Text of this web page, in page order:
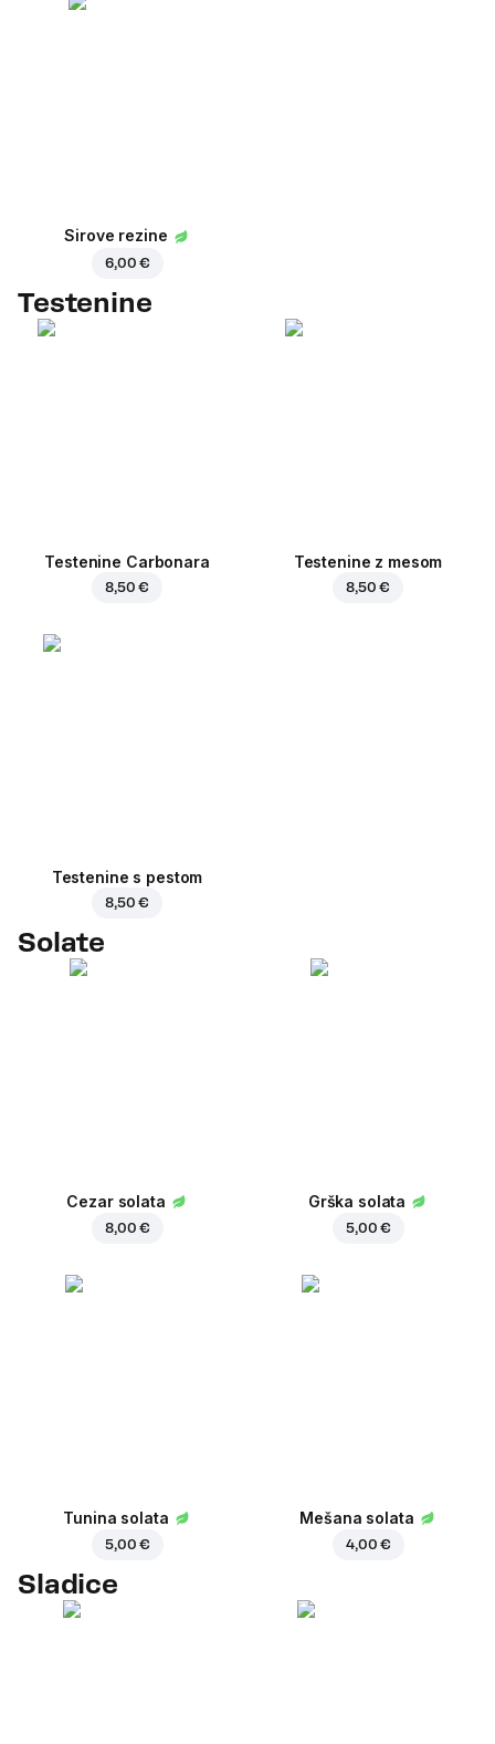
Sirove rezine
6,00 €
Testenine
Testenine Carbonara
8,50 €
Testenine z mesom
8,50 €
Testenine s pestom
8,50 €
Solate
Cezar solata
8,00 €
Grška solata
5,00 €
Tunina solata
5,00 €
Mešana solata
4,00 €
Sladice